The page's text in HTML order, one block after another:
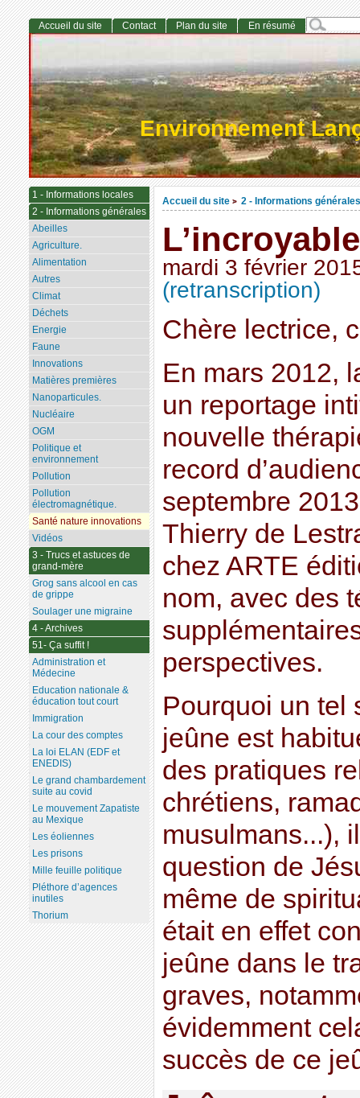
Environnement
Accueil du site > 2 - Informations générales
mardi 3 février
(retranscription)
Chère lectrice,
En mars 2012,
un reportage
nouvelle
record
septembre
Thierry de
chez ARTE
nom, avec des
perspectives.
Pourquoi un tel
jeûne est
des pratiques
chrétiens,
musulmans...),
question de
même de
était en effet
jeûne dans le
graves,
évidemment
succès de ce
Accueil du site Contact Plan du site En résumé
1 - Informations locales
2 - Informations générales
Abeilles
Agriculture.
Alimentation
Autres
Climat
Déchets
Energie
Faune
Innovations
Matières premières
Nanoparticules.
Nucléaire
OGM
Politique et
environnement
Pollution
Pollution
électromagnétique.
Santé nature innovations
Vidéos
3 - Trucs et astuces de
grand-mère
Grog sans alcool en cas
de grippe
Soulager une migraine
4 - Archives
51- Ça suffit !
Administration et
Médecine
Education nationale &
éducation tout court
Immigration
La cour des comptes
La loi ELAN (EDF et
ENEDIS)
Le grand chambardement
suite au covid
Le mouvement Zapatiste
au Mexique
Les éoliennes
Les prisons
Mille feuille politique
Pléthore d’agences
inutiles
Thorium